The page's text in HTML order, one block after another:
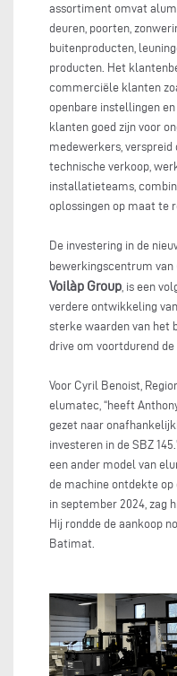
assortiment omvat
deuren, poorten,
buitenproducten,
producten. Het
commerciële klanten
openbare instellingen
klanten goed zijn voor
medewerkers, verspreid
technische verkoop,
installatieteams,
oplossingen op maat te
De investering in de
bewerkingscentrum van
Voilàp Group , is een
verdere ontwikkeling
sterke waarden van het
drive om voortdurend
Voor Cyril Benoist,
elumatec, “heeft
gezet naar
investeren in de SBZ
een ander model van
de machine ontdekte op
in september 2024, zag
Hij rondde de aankoop
Batimat.